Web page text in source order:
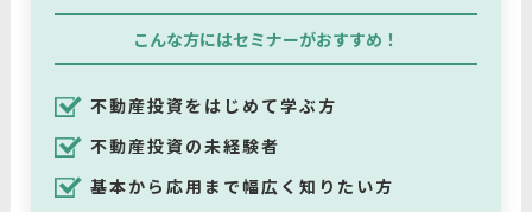
こんな方にはセミナーがおすすめ！
不動産投資をはじめて学ぶ方
不動産投資の未経験者
基本から応用まで幅広く知りたい方